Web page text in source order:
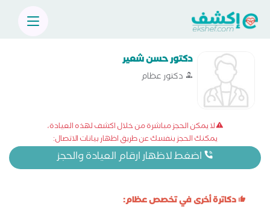
دكتور حسن شعير
دكتور عظام
لا يمكن الحجز مباشرة من خلال اكشف لهذه العيادة،
يمكنك الحجز بنفسك عن طريق اظهار بيانات الاتصال:
اضغط لاظهار ارقام العيادة والحجز
دكاترة أخرى في تخصص عظام: